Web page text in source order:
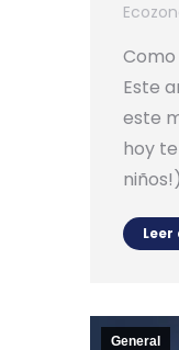
Este
este
hoy
General